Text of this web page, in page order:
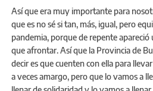
Así que era muy importante para
que es no sé si tan, más, igual, pero
pandemia, porque de repente apareció
que afrontar. Así que la Provincia de
decir es que cuenten con ella para
a veces amargo, pero que lo vamos a